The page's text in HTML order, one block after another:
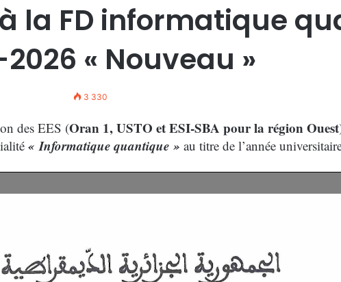
la FD informatique
« Nouveau »
3 330
des EES (Oran 1, USTO et ESI-SBA pour la région Ouest
« Informatique quantique » au titre de l’année